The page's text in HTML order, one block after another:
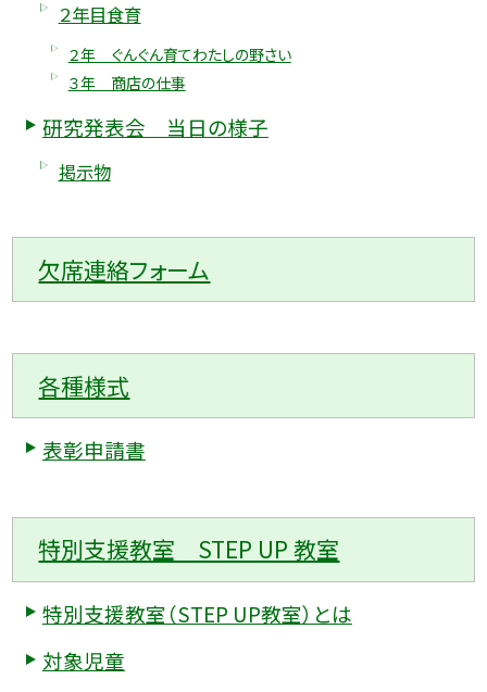
２年目食育
２年 ぐんぐん育てわたしの野さい
３年 商店の仕事
研究発表会 当日の様子
掲示物
欠席連絡フォーム
各種様式
表彰申請書
特別支援教室 STEP UP 教室
特別支援教室（STEP UP教室）とは
対象児童